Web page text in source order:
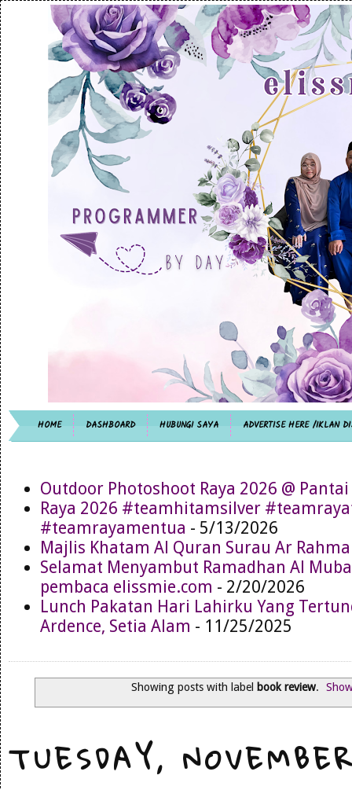
HOME DASHBOARD HUBUNGI SAYA ADVERTISE HERE /IKLAN
Outdoor Photoshoot Raya 2026 @ Pantai
Raya 2026 #teamhitamsilver
#teamrayamentua - 5/13/2026
Majlis Khatam Al Quran Surau Ar
Selamat Menyambut Ramadhan Al
pembaca elissmie.com - 2/20/2026
Lunch Pakatan Hari Lahirku Yang
Ardence, Setia Alam - 11/25/2025
Showing posts with label book review.
TUESDAY,